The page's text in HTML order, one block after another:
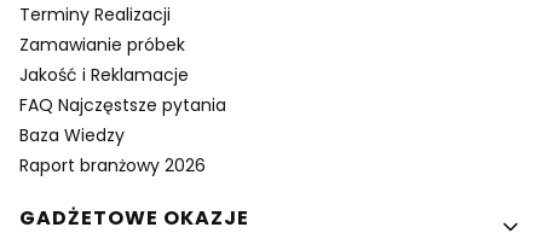
Terminy Realizacji
Zamawianie próbek
Jakość i Reklamacje
FAQ Najczęstsze pytania
Baza Wiedzy
Raport branżowy 2026
GADŻETOWE OKAZJE